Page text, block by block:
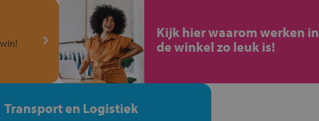
Kijk hier waarom werken in
de winkel zo leuk is!
Transport en Logistiek